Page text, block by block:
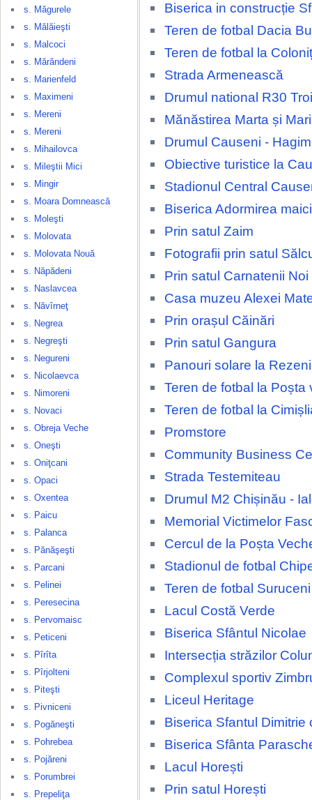
s. Măgurele
s. Mălăieşti
s. Malcoci
s. Mărăndeni
s. Marienfeld
s. Maximeni
s. Mereni
s. Mereni
s. Mihailovca
s. Mileştii Mici
s. Mingir
s. Moara Domnească
s. Moleşti
s. Molovata
s. Molovata Nouă
s. Năpădeni
s. Naslavcea
s. Năvîrneţ
s. Negrea
s. Negreşti
s. Negureni
s. Nicolaevca
s. Nimoreni
s. Novaci
s. Obreja Veche
s. Oneşti
s. Oniţcani
s. Opaci
s. Oxentea
s. Paicu
s. Palanca
s. Pănăşeşti
s. Parcani
s. Pelinei
s. Peresecina
s. Pervomaisc
s. Peticeni
s. Pîrîta
s. Pîrjolteni
s. Piteşti
s. Pivniceni
s. Pogăneşti
s. Pohrebea
s. Pojăreni
s. Porumbrei
s. Prepeliţa
Biserica in construcție
Teren de fotbal Dacia
Teren de fotbal la
Strada Armenească
Drumul national R30
Mănăstirea Marta și
Drumul Causeni -
Obiective turistice la
Stadionul Central
Biserica Adormirea
Prin satul Zaim
Fotografii prin satul
Prin satul Carnatenii Noi
Casa muzeu Alexei
Prin orașul Căinări
Prin satul Gangura
Panouri solare la Rezeni
Teren de fotbal la Poșta
Teren de fotbal la
Promstore
Community Business
Strada Testemiteau
Drumul M2 Chișinău -
Memorial Victimelor
Cercul de la Poșta
Stadionul de fotbal
Teren de fotbal Suruceni
Lacul Costă Verde
Biserica Sfântul Nicolae
Intersecția străzilor
Complexul sportiv
Liceul Heritage
Biserica Sfantul Dimitrie
Biserica Sfânta
Lacul Horești
Prin satul Horești